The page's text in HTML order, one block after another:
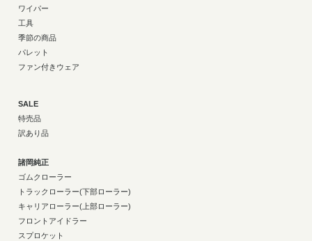
ワイパー
工具
季節の商品
パレット
ファン付きウェア
SALE
特売品
訳あり品
諸岡純正
ゴムクローラー
トラックローラー(下部ローラー)
キャリアローラー(上部ローラー)
フロントアイドラー
スプロケット